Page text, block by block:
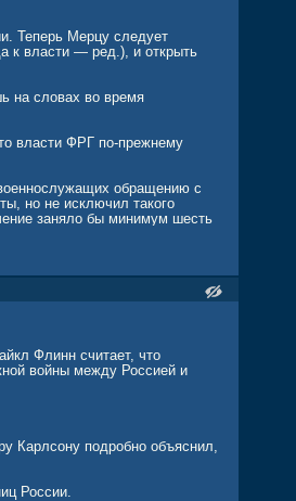
Теперь Мерцу следует
к власти — ред.), и открыть
на словах во время
власти ФРГ по-прежнему
обращению с
но не исключил такого
заняло бы минимум шесть
РФ и Германии, но
страны НАТО в
Украины оружием
Флинн считает, что
войны между Россией и
Карлсону подробно объяснил,
России.